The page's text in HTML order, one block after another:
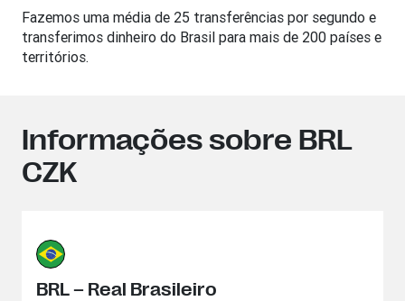
Fazemos uma média de 25 transferências por segundo e
transferimos dinheiro do Brasil para mais de 200 países e
territórios.
Informações sobre BRL
CZK
BRL – Real Brasileiro